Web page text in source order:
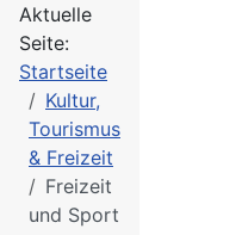
Aktuelle
Seite:
Startseite
Kultur,
Tourismus
& Freizeit
Freizeit
und Sport